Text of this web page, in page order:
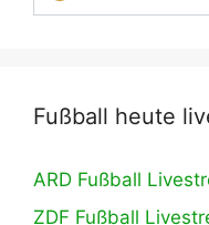
Fußball heute
ARD Fußball
ZDF Fußball